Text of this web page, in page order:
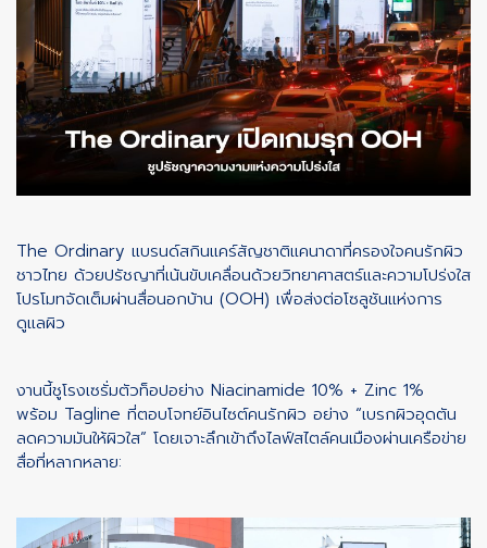
The Ordinary แบรนด์สกินแคร์สัญชาติแคนาดาที่ครองใจคนรักผิว
ชาวไทย ด้วยปรัชญาที่เน้นขับเคลื่อนด้วยวิทยาศาสตร์และความโปร่งใส
โปรโมทจัดเต็มผ่านสื่อนอกบ้าน (OOH) เพื่อส่งต่อโซลูชันแห่งการ
ดูแลผิว
งานนี้ชูโรงเซรั่มตัวท็อปอย่าง Niacinamide 10% + Zinc 1%
พร้อม Tagline ที่ตอบโจทย์อินไซต์คนรักผิว อย่าง “เบรกผิวอุดตัน
ลดความมันให้ผิวใส” โดยเจาะลึกเข้าถึงไลฟ์สไตล์คนเมืองผ่านเครือข่าย
สื่อที่หลากหลาย: